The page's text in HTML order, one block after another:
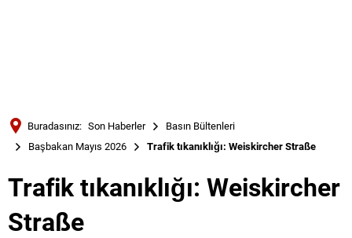
Русский
Buradasınız: Son Haberler
Basın Bültenleri
Başbakan Mayıs 2026
Trafik tıkanıklığı: Weiskircher Straße
Trafik tıkanıklığı: Weiskircher
Straße